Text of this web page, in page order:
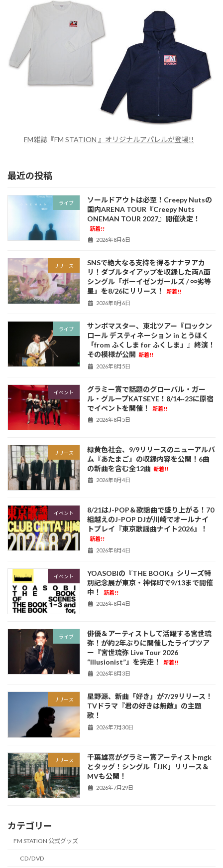
FM雑誌『FM STATION 』オリジナルアパレルが登場!!
最近の投稿
ライブ
ソールドアウトは必至！Creepy Nutsの
国内ARENA TOUR『Creepy Nuts
ONEMAN TOUR 2027』開催決定！
新着!!
2026年8月6日
リリース
SNSで絶大なる支持を得るナナヲアカ
リ！ダブルタイアップを収録した両A面
シングル「ボーイゼンガールズ / ∞劣等
星」を8/26にリリース！
新着!!
2026年8月6日
ライブ
サンボマスター、東北ツアー『ロックン
ロール デスティネーション in とうほく
「from ふくしま for ふくしま」』終演！
その模様が公開 新着!!
2026年8月5日
イベント
グラミー賞で話題のグローバル・ガー
ル・グループKATSEYE！8/14~23に原宿
でイベントを開催！
新着!!
2026年8月5日
リリース
緑黄色社会、9/9リリースのニューアルバ
ム『あたまご』の収録内容を公開！6曲
の新曲を含む全12曲 新着!!
2026年8月4日
イベント
8/21はJ-POP＆歌謡曲で盛り上がる！70
組越えのJ-POP DJが川崎でオールナイ
トプレイ『東京歌謡曲ナイト2026』！
新着!!
2026年8月4日
イベント
YOASOBIの『THE BOOK』シリーズ特
別記念展が東京・神保町で9/13まで開催
中！
新着!!
2026年8月4日
ライブ
俳優＆アーティストして活躍する宮世琉
弥！が約2年ぶりに開催したライブツア
ー『宮世琉弥 Live Tour 2026
“Illusionist”』を完走！
新着!!
2026年8月3日
リリース
星野源、新曲「好き」が7/29リリース！
TVドラマ『君の好きは無敵』の主題
歌！
2026年7月30日
リリース
千葉雄喜がグラミー賞アーティストmgk
とタッグ！シングル「JJK」リリース＆
MVも公開！
2026年7月29日
カテゴリー
FM STATION 公式グッズ
CD/DVD